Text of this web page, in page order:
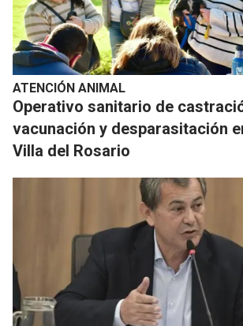
ATENCIÓN ANIMAL
Operativo sanitario de
vacunación y desparasitación
Villa del Rosario